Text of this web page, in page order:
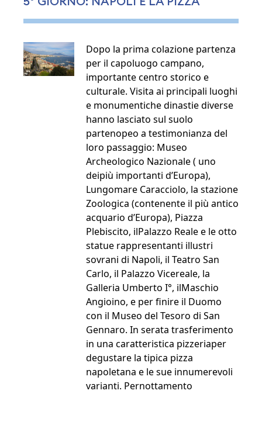
Dopo la prima colazione partenza
per il capoluogo campano,
importante centro storico e
culturale. Visita ai principali luoghi
e monumentiche dinastie diverse
hanno lasciato sul suolo
partenopeo a testimonianza del
loro passaggio: Museo
Archeologico Nazionale ( uno
deipiù importanti d’Europa),
Lungomare Caracciolo, la stazione
Zoologica (contenente il più antico
acquario d’Europa), Piazza
Plebiscito, ilPalazzo Reale e le otto
statue rappresentanti illustri
sovrani di Napoli, il Teatro San
Carlo, il Palazzo Vicereale, la
Galleria Umberto I°, ilMaschio
Angioino, e per finire il Duomo
con il Museo del Tesoro di San
Gennaro. In serata trasferimento
in una caratteristica pizzeriaper
degustare la tipica pizza
napoletana e le sue innumerevoli
varianti. Pernottamento